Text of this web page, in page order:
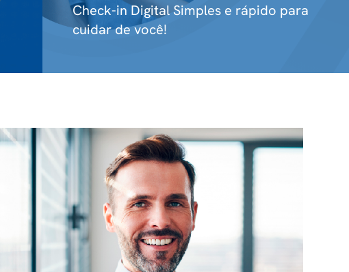
Check-in Digital Simples e rápido para
cuidar de você!